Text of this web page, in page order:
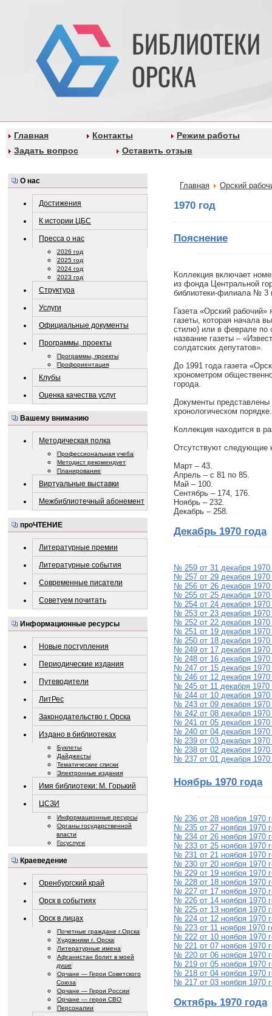
Главная Контакты
Режим работы
Задать вопрос
Оставить отзыв
О нас
Достижения
К истории ЦБС
Пресса о нас
2026 год
2025 год
2024 год
2023 год
Структура
Услуги
Официальные документы
Программы, проекты
Программы, проекты
Профориентация
Клубы
Оценка качества услуг
Вашему вниманию
Методическая полка
Профессиональная учеба
Методист рекомендует
Планирование
Виртуальные выставки
Межбиблиотечный абонемент
проЧТЕНИЕ
Литературные премии
Литературные события
Современные писатели
Советуем почитать
Информационные ресурсы
Новые поступления
Периодические издания
Путеводители
ЛитРес
Законодательство г. Орска
Издано в библиотеках
Буклеты
Дайджесты
Тематические списки
Электронные издания
Имя библиотеки: М. Горький
ЦСЗИ
Информационные ресурсы
Органы государственной
власти
Госуслуги
Краеведение
Оренбургский край
Орск в событиях
Орск в лицах
Почетные граждане г.Орска
Художники г. Орска
Литературные имена
Афганистан болит в моей
душе
Орчане — Герои Советского
Союза
Орчане — Герои России
Орчане — герои СВО
Персоналии
Главная Орский
1970 год
Пояснение
Коллекция включает
из фонда Центральной
библиотеки-филиала № 3
Газета «Орский рабочий»
газеты, которая начала
стилю) или в феврале по
название газеты –
солдатских депутатов».
До 1991 года газета
хронометром
города.
Документы
хронологическом порядке.
Коллекция находится в
Отсутствуют следующие
Март – 43.
Апрель – с 81 по 85.
Май – 100.
Сентябрь – 174, 176.
Ноябрь – 232.
Декабрь – 258.
Декабрь 1970 года
№ 259 от 31 декабря 1970
№ 257 от 29 декабря 1970
№ 256 от 26 декабря 1970
№ 255 от 25 декабря 1970
№ 254 от 24 декабря 1970
№ 253 от 23 декабря 1970
№ 252 от 22 декабря 1970
№ 251 от 19 декабря 1970
№ 250 от 18 декабря 1970
№ 249 от 17 декабря 1970
№ 248 от 16 декабря 1970
№ 247 от 15 декабря 1970
№ 246 от 12 декабря 1970
№ 245 от 11 декабря 1970
№ 244 от 10 декабря 1970
№ 243 от 09 декабря 1970
№ 242 от 08 декабря 1970
№ 241 от 05 декабря 1970
№ 240 от 04 декабря 1970
№ 239 от 03 декабря 1970
№ 238 от 02 декабря 1970
№ 237 от 01 декабря 1970
Ноябрь 1970 года
№ 236 от 28 ноября 1970
№ 235 от 27 ноября 1970
№ 234 от 26 ноября 1970
№ 233 от 25 ноября 1970
№ 231 от 21 ноября 1970
№ 230 от 20 ноября 1970
№ 229 от 19 ноября 1970
№ 228 от 18 ноября 1970
№ 227 от 17 ноября 1970
№ 226 от 14 ноября 1970
№ 225 от 13 ноября 1970
№ 224 от 12 ноября 1970
№ 223 от 11 ноября 1970
№ 222 от 10 ноября 1970
№ 221 от 07 ноября 1970
№ 220 от 06 ноября 1970
№ 219 от 05 ноября 1970
№ 218 от 04 ноября 1970
№ 217 от 03 ноября 1970
Октябрь 1970 года